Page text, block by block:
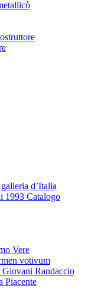
d’Italia
1993 Catalogo
Vere
votivum
Randaccio
Piacente